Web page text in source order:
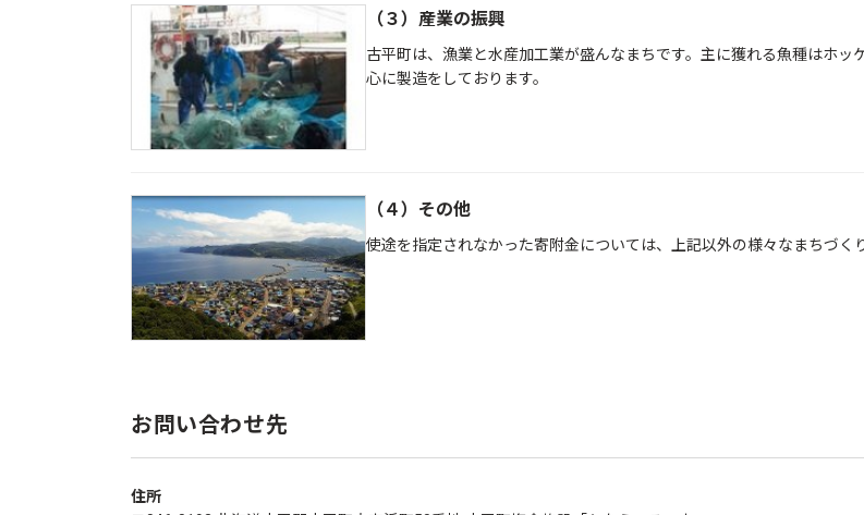
（３）産業の振興
古平町は、漁業と水産加工業が盛んなまちです。主に獲れる魚種はホ
心に製造をしております。
（４）その他
使途を指定されなかった寄附金については、上記以外の様々なまちづく
お問い合わせ先
住所